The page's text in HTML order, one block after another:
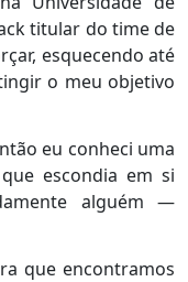
titular do time de
esquecendo até
o meu objetivo
eu conheci uma
escondia em si
alguém —
que encontramos